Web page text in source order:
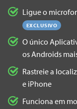
Ligue o
EXCLUSIVO
O único
os Androids
Rastreie a
e iPhone
Funciona em